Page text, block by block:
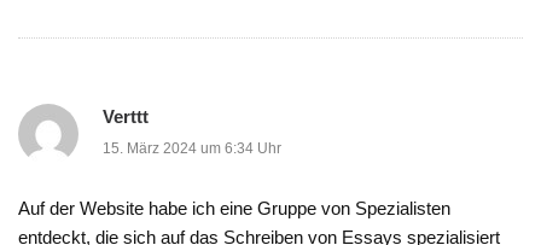
Verttt
15. März 2024 um 6:34 Uhr
Auf der Website habe ich eine Gruppe von Spezialisten
entdeckt, die sich auf das Schreiben von Essays spezialisiert